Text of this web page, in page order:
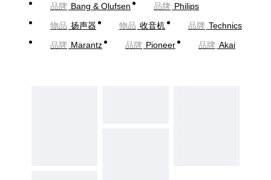
品牌 Bang & Olufsen 品牌 Philips
物品 扬声器 物品 收音机 品牌 Technics
品牌 Marantz 品牌 Pioneer 品牌 Akai